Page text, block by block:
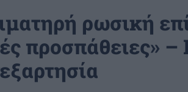
ρωσική
προσπάθειες»